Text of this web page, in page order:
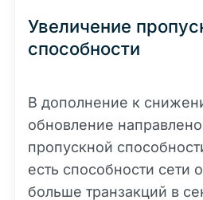
Увеличение
способности
В дополнение к
обновление
пропускной
есть способности сети
больше транзакций в